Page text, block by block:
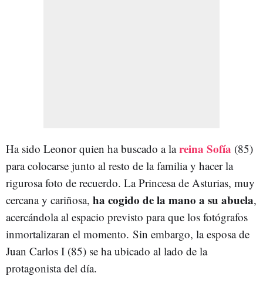
Ha sido Leonor quien ha buscado a lareina Sofía (85)
para colocarse junto al resto de la familia y hacer la
rigurosa foto de recuerdo. La Princesa de Asturias, muy
cercana y cariñosa, ha cogido de la mano a su abuela,
acercándola al espacio previsto para que los fotógrafos
inmortalizaran el momento. Sin embargo, la esposa de
Juan Carlos I (85) se ha ubicado al lado de la
protagonista del día.